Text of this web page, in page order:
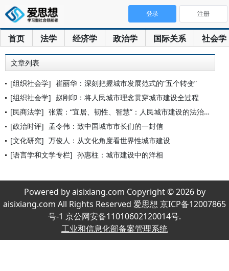
首页 法学 经济学 政治学 国际关系 社会学
登录 注册
文章列表
[组织社会学] 崔丽华：深刻把握城市发展范式的“五个转变”
[组织社会学] 赵刚印：将人民城市理念贯穿城市建设全过程
[民商法学] 张震：“宜居、韧性、智慧”：人民城市建设的法治保障
[政治时评] 孟令伟：致中国城市市长们的一封信
[文化研究] 万俊人：从文化角度看世界性城市建设
[语言学和文学专栏] 孙惠柱：城市建设中的洋相
Powered by aisixiang.com Copyright © 2026 by
aisixiang.com All Rights Reserved 爱思想 京ICP备12007865
号-1 京公网安备11010602120014号.
工业和信息化部备案管理系统